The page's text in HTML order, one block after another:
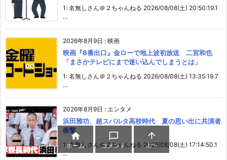
1: 名無しさん＠２ちゃんねる 2026/08/08(土) 20:50:19.1
...
2026年8月9日 : 映画
映画『8番出口』金ローで地上波初放送 二宮和也
「まさかテレビにまで迷い込んでしまうとは」
1: 名無しさん＠２ちゃんねる 2026/08/08(土) 13:35:19.7
...
2026年8月9日 : エンタメ
浜田雅功、超スパルタ高校時代 夏の思い出に共演者
衝撃
1: 名無しさん＠２ちゃんねる 2026/08/08(土) 17:14:50.1
...

ホーム

コメント

上へ